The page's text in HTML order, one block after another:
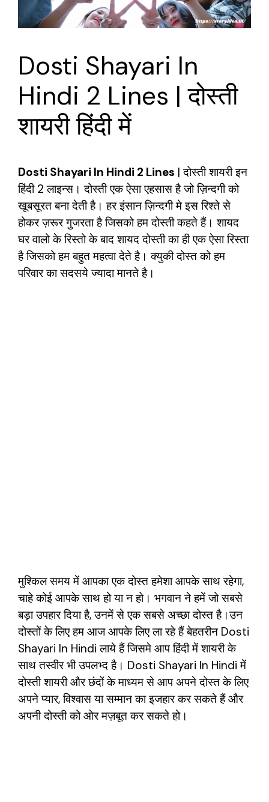
Dosti Shayari In
Hindi 2 Lines | दोस्ती
शायरी हिंदी में
Dosti Shayari In Hindi 2 Lines | दोस्ती शायरी इन
हिंदी 2 लाइन्स। दोस्ती एक ऐसा एहसास है जो ज़िन्दगी को
खूबसूरत बना देती है। हर इंसान ज़िन्दगी मे इस रिश्ते से
होकर ज़रूर गुजरता है जिसको हम दोस्ती कहते हैं। शायद
घर वालो के रिस्तो के बाद शायद दोस्ती का ही एक ऐसा रिस्ता
है जिसको हम बहुत महत्वा देते है। क्युकी दोस्त को हम
परिवार का सदसये ज्यादा मानते है।
मुश्किल समय में आपका एक दोस्त हमेशा आपके साथ रहेगा,
चाहे कोई आपके साथ हो या न हो। भगवान ने हमें जो सबसे
बड़ा उपहार दिया है, उनमें से एक सबसे अच्छा दोस्त है।उन
दोस्तों के लिए हम आज आपके लिए ला रहे हैं बेहतरीन Dosti
Shayari In Hindi लाये हैं जिसमे आप हिंदी में शायरी के
साथ तस्वीर भी उपलभ्द है। Dosti Shayari In Hindi में
दोस्ती शायरी और छंदों के माध्यम से आप अपने दोस्त के लिए
अपने प्यार, विश्वास या सम्मान का इजहार कर सकते हैं और
अपनी दोस्ती को ओर मज़बूत कर सकते हो।